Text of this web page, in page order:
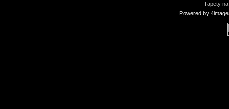
Tapety
Powered by